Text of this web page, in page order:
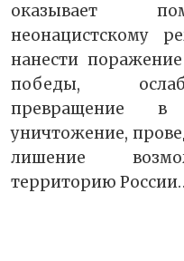
оказывает
неонацистскому
нанести
победы,
превращение в
уничтожение,
лишение
территорию